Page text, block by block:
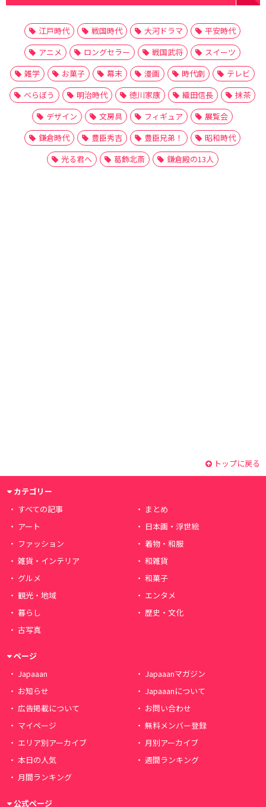
江戸時代 戦国時代 大河ドラマ
平安時代
アニメ
ロングセラー 戦国武将
スイーツ
雑学
お菓子 幕末 漫画 時代劇
テレビ
べらぼう
明治時代 徳川家康 織田信長
抹茶
デザイン
文房具 フィギュア
展覧会
鎌倉時代
豊臣秀吉 豊臣兄弟！
昭和時代
光る君へ
葛飾北斎 鎌倉殿の13人
トップに戻る
カテゴリー
すべての記事
まとめ
アート
日本画・浮世絵
ファッション
着物・和服
雑貨・インテリア
和雑貨
グルメ
和菓子
観光・地域
エンタメ
暮らし
歴史・文化
古写真
ページ
Japaaan
Japaaanマガジン
お知らせ
Japaaanについて
広告掲載について
お問い合わせ
マイページ
無料メンバー登録
エリア別アーカイブ
月別アーカイブ
本日の人気
週間ランキング
月間ランキング
公式ページ